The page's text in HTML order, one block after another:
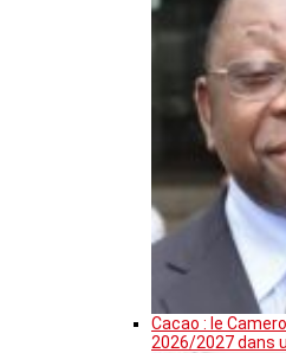
Cacao : le
2026/2027 dans